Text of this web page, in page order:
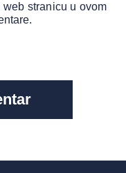
stranicu u ovom